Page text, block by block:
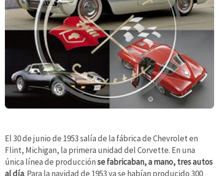
El 30 de junio de 1953 salía de la fábrica de Chevrolet en
Flint, Michigan, la primera unidad del Corvette. En una
única línea de producciónse fabricaban, a mano, tres autos
al día. Para la navidad de 1953 ya se habían producido 300